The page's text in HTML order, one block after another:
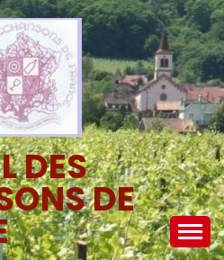
DES
DE